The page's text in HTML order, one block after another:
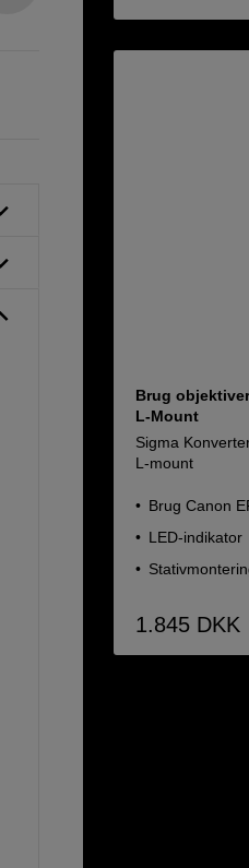
Brug
L-Mount
Sigma
L-mount
Brug Canon
LED-indikator
1.845 DKK